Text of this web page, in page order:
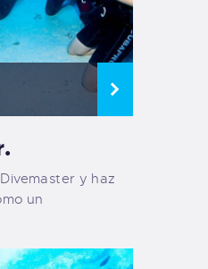
y haz
un